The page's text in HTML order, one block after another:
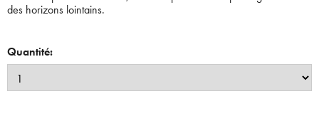
des horizons lointains.
Quantité: